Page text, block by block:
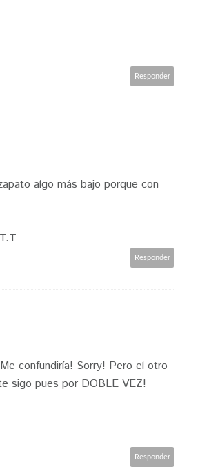
Responder
algo más bajo porque con
Responder
confundiría! Sorry! Pero el otro
sigo pues por DOBLE VEZ!
Responder